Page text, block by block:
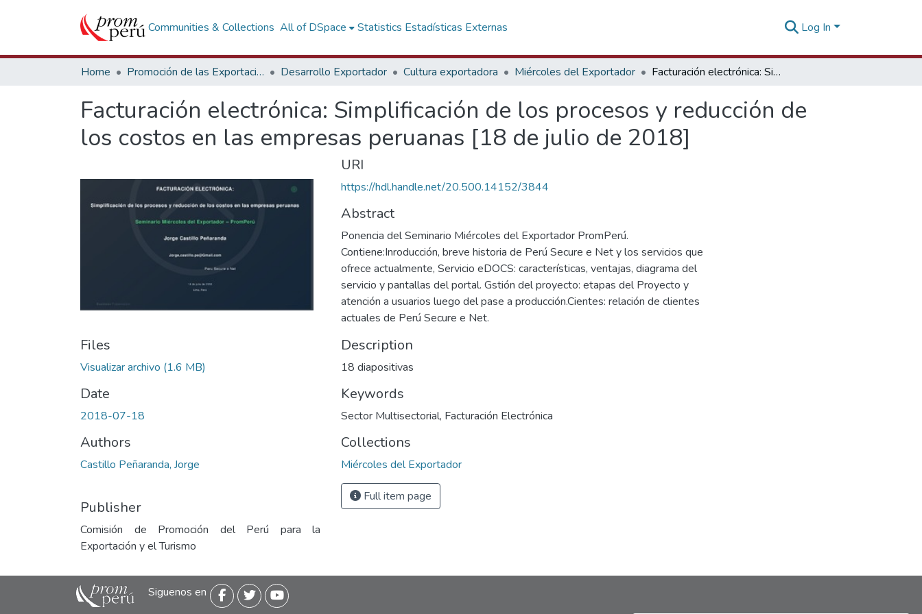
Communities & Collections All of DSpace Statistics Estadísticas Externas Log In
Home Promoción de las Exportaciones Desarrollo Exportador Cultura exportadora Miércoles del Exportador Facturación electrónica: Simplificación de los procesos y reducción de los costos en las empresas peruanas [18 de julio de 2018]
Facturación electrónica: Simplificación de los procesos y reducción de
los costos en las empresas peruanas [18 de julio de 2018]
Files
Visualizar archivo (1.6 MB)
Date
2018-07-18
Authors
Castillo Peñaranda, Jorge
Publisher
Comisión de Promoción del Perú para la
Exportación y el Turismo
URI
https://hdl.handle.net/20.500.14152/3844
Abstract
Ponencia del Seminario Miércoles del Exportador PromPerú.
Contiene:Inroducción, breve historia de Perú Secure e Net y los servicios que
ofrece actualmente, Servicio eDOCS: características, ventajas, diagrama del
servicio y pantallas del portal. Gstión del proyecto: etapas del Proyecto y
atención a usuarios luego del pase a producción.Cientes: relación de clientes
actuales de Perú Secure e Net.
Description
18 diapositivas
Keywords
Sector Multisectorial, Facturación Electrónica
Collections
Miércoles del Exportador
Full item page
Siguenos en